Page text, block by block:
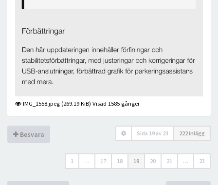
IMG_1558.jpeg (269.19 KiB) Visad 1585 gånger
Besvara Sida 19 av 23 222 inlägg
1 … 17 18 19 20 21 … 23